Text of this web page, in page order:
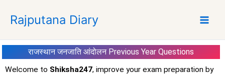
p
Rajputana Diary
राजस्थान जनजाति आंदोलन Previous Year Questions
Welcome to Shiksha247, improve your exam preparation by